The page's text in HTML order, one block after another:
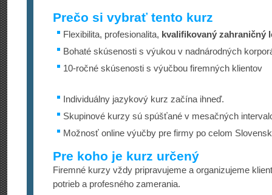
Prečo si vybrať tento kurz
Flexibilita, profesionalita, kvalifikovaný zahraničný
Bohaté skúsenosti s výukou v nadnárodných
10-ročné skúsenosti s výučbou firemných klientov
Individuálny jazykový kurz začína ihneď.
Skupinové kurzy sú spúšťané v mesačných
Možnosť online výučby pre firmy po celom
Pre koho je kurz určený
Firemné kurzy vždy pripravujeme a organizujeme
potrieb a profesného zamerania.